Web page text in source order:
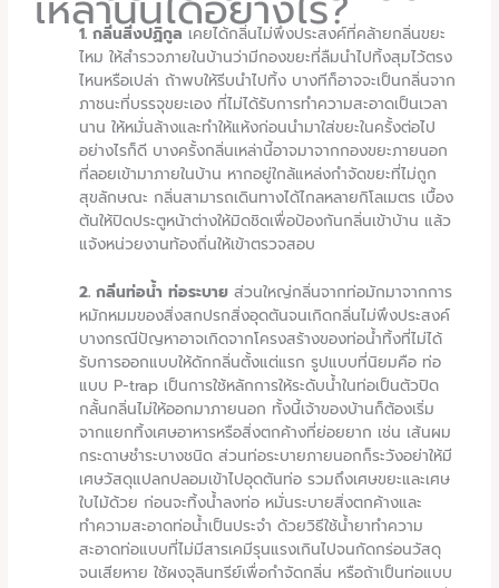
1. กลิ่นสิ่งปฏิกูล เคยได้กลิ่นไม่พึงประสงค์ที่คล้ายกลิ่นขยะ
ไหม ให้สำรวจภายในบ้านว่ามีกองขยะที่ลืมนำไปทิ้งสุมไว้ตรง
ไหนหรือเปล่า ถ้าพบให้รีบนำไปทิ้ง บางทีก็อาจจะเป็นกลิ่นจาก
ภาชนะที่บรรจุขยะเอง ที่ไม่ได้รับการทำความสะอาดเป็นเวลา
นาน ให้หมั่นล้างและทำให้แห้งก่อนนำมาใส่ขยะในครั้งต่อไป
อย่างไรก็ดี บางครั้งกลิ่นเหล่านี้อาจมาจากกองขยะภายนอก
ที่ลอยเข้ามาภายในบ้าน หากอยู่ใกล้แหล่งกำจัดขยะที่ไม่ถูก
สุขลักษณะ กลิ่นสามารถเดินทางได้ไกลหลายกิโลเมตร เบื้อง
ต้นให้ปิดประตูหน้าต่างให้มิดชิดเพื่อป้องกันกลิ่นเข้าบ้าน แล้ว
แจ้งหน่วยงานท้องถิ่นให้เข้าตรวจสอบ
2. กลิ่นท่อน้ำ ท่อระบาย ส่วนใหญ่กลิ่นจากท่อมักมาจากการ
หมักหมมของสิ่งสกปรกสิ่งอุดตันจนเกิดกลิ่นไม่พึงประสงค์
บางกรณีปัญหาอาจเกิดจากโครงสร้างของท่อน้ำทิ้งที่ไม่ได้
รับการออกแบบให้ดักกลิ่นตั้งแต่แรก รูปแบบที่นิยมคือ ท่อ
แบบ P-trap เป็นการใช้หลักการให้ระดับน้ำในท่อเป็นตัวปิด
กลั้นกลิ่นไม่ให้ออกมาภายนอก ทั้งนี้เจ้าของบ้านก็ต้องเริ่ม
จากแยกทิ้งเศษอาหารหรือสิ่งตกค้างที่ย่อยยาก เช่น เส้นผม
กระดาษชำระบางชนิด ส่วนท่อระบายภายนอกก็ระวังอย่าให้มี
เศษวัสดุแปลกปลอมเข้าไปอุดตันท่อ รวมถึงเศษขยะและเศษ
ใบไม้ด้วย ก่อนจะทิ้งน้ำลงท่อ หมั่นระบายสิ่งตกค้างและ
ทำความสะอาดท่อน้ำเป็นประจำ ด้วยวิธีใช้น้ำยาทำความ
สะอาดท่อแบบที่ไม่มีสารเคมีรุนแรงเกินไปจนกัดกร่อนวัสดุ
จนเสียหาย ใช้ผงจุลินทรีย์เพื่อกำจัดกลิ่น หรือถ้าเป็นท่อแบบ